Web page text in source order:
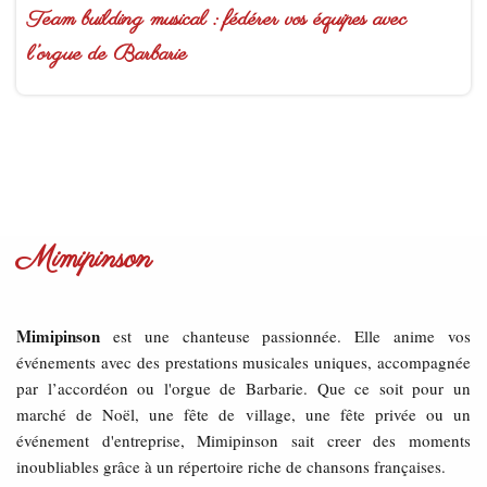
Team building musical : fédérer vos équipes avec
l’orgue de Barbarie
Mimipinson
Mimipinson est une chanteuse passionnée. Elle anime vos
événements avec des prestations musicales uniques, accompagnée
par l’accordéon ou l'orgue de Barbarie. Que ce soit pour un
marché de Noël, une fête de village, une fête privée ou un
événement d'entreprise, Mimipinson sait creer des moments
inoubliables grâce à un répertoire riche de chansons françaises.